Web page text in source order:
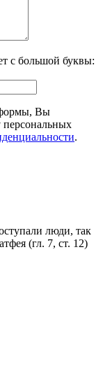
с большой буквы:
формы, Вы
персональных
.
люди, так
(гл. 7, ст. 12)